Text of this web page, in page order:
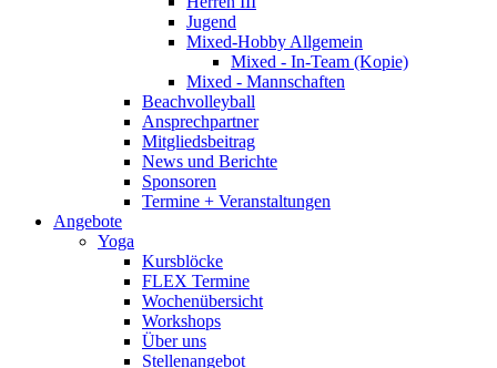
Jugend
Mixed-Hobby Allgemein
Mixed - In-Team (Kopie)
Mixed - Mannschaften
Beachvolleyball
Ansprechpartner
Mitgliedsbeitrag
News und Berichte
Sponsoren
Termine + Veranstaltungen
Angebote
Yoga
Kursblöcke
FLEX Termine
Wochenübersicht
Workshops
Über uns
Stellenangebot